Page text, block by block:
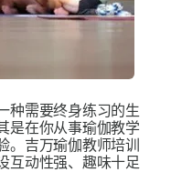
种需要终身练习的生
是在你从事瑜伽教学
。吉万瑜伽教师培训
互动性强、趣味十足